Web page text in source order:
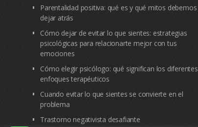
Parentalidad positiva: qué es y qué mitos debemos
dejar atrás
Cómo dejar de evitar lo que sientes: estrategias
psicológicas para relacionarte mejor con tus
emociones
Cómo elegir psicólogo: qué significan los diferentes
enfoques terapéuticos
Cuando evitar lo que sientes se convierte en el
problema
Trastorno negativista desafiante